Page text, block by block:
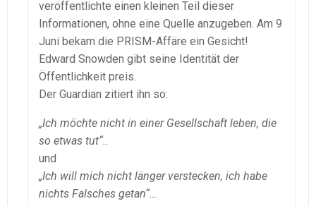
veröffentlichte einen kleinen Teil dieser
Informationen, ohne eine Quelle anzugeben. Am 9
Juni bekam die PRISM-Affäre ein Gesicht!
Edward Snowden gibt seine Identität der
Öffentlichkeit preis.
Der Guardian zitiert ihn so:
„Ich möchte nicht in einer Gesellschaft leben, die
so etwas tut“..
und
„Ich will mich nicht länger verstecken, ich habe
nichts Falsches getan“…